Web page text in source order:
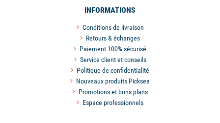
INFORMATIONS
Conditions de livraison
Retours & échanges
Paiement 100% sécurisé
Service client et conseils
Politique de confidentialité
Nouveaux produits Picksea
Promotions et bons plans
Espace professionnels